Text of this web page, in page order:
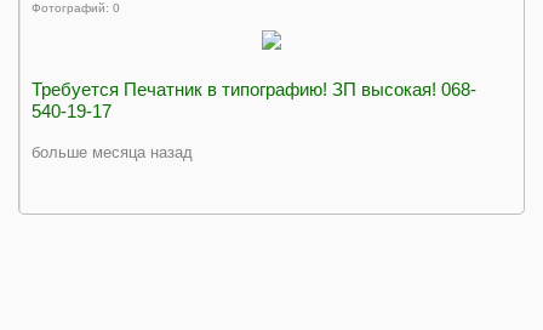
Фотографий: 0
Требуется Печатник в типографию! ЗП высокая! 068-
540-19-17
больше месяца назад